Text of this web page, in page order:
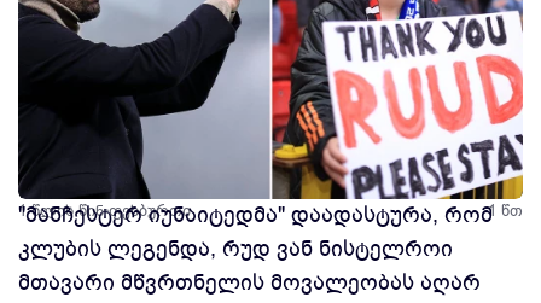
1 წლის წინ ფეხბურთი 1 წთ
"მანჩესტერ იუნაიტედმა" დაადასტურა, რომ
კლუბის ლეგენდა, რუდ ვან ნისტელროი
მთავარი მწვრთნელის მოვალეობას აღარ